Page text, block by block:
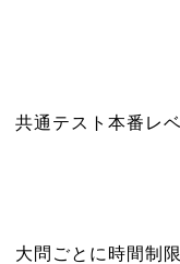
共通テスト本番レ
大問ごとに時間制